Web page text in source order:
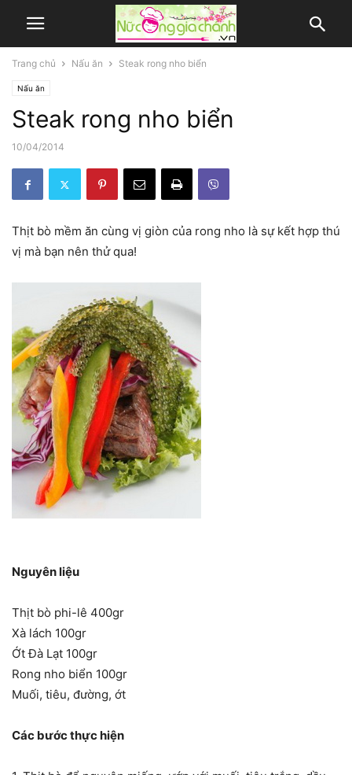
Trang chủ Nấu ăn Steak rong nho biển
Nấu ăn
Steak rong nho biển
10/04/2014
Thịt bò mềm ăn cùng vị giòn của rong nho là sự kết hợp thú
vị mà bạn nên thử qua!
Nguyên liệu
Thịt bò phi-lê 400gr
Xà lách 100gr
Ớt Đà Lạt 100gr
Rong nho biển 100gr
Muối, tiêu, đường, ớt
Các bước thực hiện